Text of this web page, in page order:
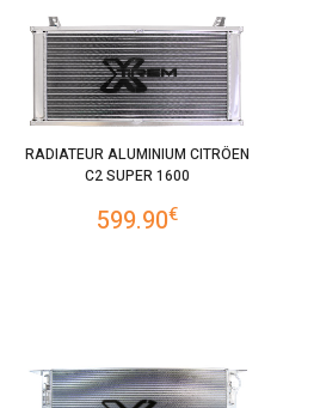
RADIATEUR ALUMINIUM CITRÖEN
C2 SUPER 1600
599.90€